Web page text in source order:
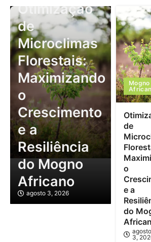
Otimização
de
Microclimas
Florestais:
Maximizando
o
Crescimento
e a
Resiliência
do Mogno
Africano
agosto 3, 2026
Mogno
de
o
e a
do
agosto
3,